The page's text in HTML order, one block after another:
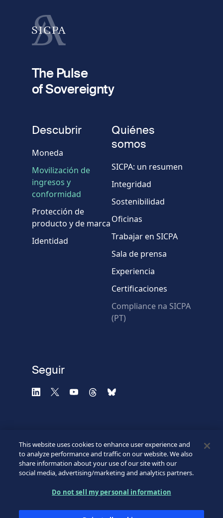
Apellido
fieldset
teléfono
País
Mensaje
* Campos obligatorios
The Pulse
of Sovereignty
Descubrir
Moneda
Movilización de
ingresos y
conformidad
Protección de
producto y de marca
Identidad
Quiénes
somos
SICPA: un resumen
Integridad
Sostenibilidad
Oficinas
Trabajar en SICPA
Sala de prensa
Experiencia
Certificaciones
Compliance na SICPA
(PT)
Seguir
Footer
©2026 SICPA HOLDING SA.
Política de confidencialidad
This website uses cookies to enhance user experience and
to analyze performance and traffic on our website. We also
share information about your use of our site with our
social media, advertising/marketing and analytics partners.
Do not sell my personal information